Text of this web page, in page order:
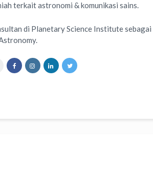
terkait astronomi &komunikasi sains.
di Planetary Science Institutesebagai
.